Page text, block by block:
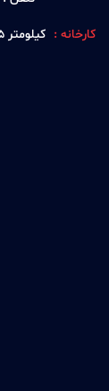
کارخانه : كيلومتر 15 اتوبان كرج، قزوين، جنب پل دوم كردان